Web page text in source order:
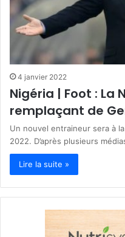
4 janvier 2022
Nigéria | Foot : La
remplaçant de
Un nouvel entraineur sera à
2022. D’après plusieurs
Lire la suite »